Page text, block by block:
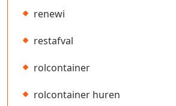
renewi
restafval
rolcontainer
rolcontainer huren